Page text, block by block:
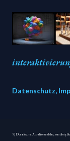
Datenschutz,
9) Der seltsame Attraktor und das, was übrig